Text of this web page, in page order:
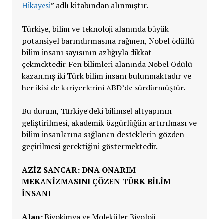
Hikayesi” adlı kitabından alınmıştır.
Türkiye, bilim ve teknoloji alanında büyük
potansiyel barındırmasına rağmen, Nobel ödüllü
bilim insanı sayısının azlığıyla dikkat
çekmektedir. Fen bilimleri alanında Nobel Ödülü
kazanmış iki Türk bilim insanı bulunmaktadır ve
her ikisi de kariyerlerini ABD’de sürdürmüştür.
Bu durum, Türkiye’deki bilimsel altyapının
geliştirilmesi, akademik özgürlüğün artırılması ve
bilim insanlarına sağlanan desteklerin gözden
geçirilmesi gerektiğini göstermektedir.
AZIZ SANCAR: DNA ONARIM
MEKANIZMASINI ÇÖZEN TÜRK BILIM
İNSANI
Alan:Biyokimya ve Moleküler Biyoloji